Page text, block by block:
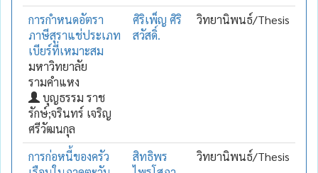
การกำหนดอัตรา
ภาษีสุราแช่ประเภท
เบียร์ที่เหมาะสม
มหาวิทยาลัย
รามคำแหง
บุญธรรม ราช
รักษ์;จรินทร์ เจริญ
ศรีวัฒนกุล
ศิริเพ็ญ ศิริ
สวัสดิ์.
วิทยานิพนธ์/Thesis
การก่อหนี้ของครัว
สิทธิพร
วิทยานิพนธ์/Thesis